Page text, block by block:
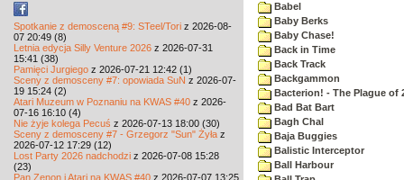
Spotkanie z demosceną #9: STeel/Tori z 2026-08-
07 20:49 (8)
Letnia edycja Silly Venture 2026 z 2026-07-31
15:41 (38)
Pamięci Jurgiego z 2026-07-21 12:42 (1)
Sceny z demosceny #7: opowiada SuN z 2026-07-
19 15:24 (2)
Atari Muzeum w Poznaniu na KWAS #40 z 2026-
07-16 16:10 (4)
Nie żyje kolega Pecuś z 2026-07-13 18:00 (30)
Sceny z demosceny #7 - Grzegorz "Sun" Żyła z
2026-07-12 17:29 (12)
Lost Party 2026 nadchodzi z 2026-07-08 15:28
(23)
Pan Zenon i Atari na KWAS #40 z 2026-07-07 13:25
Babel
Baby Berks
Baby Chase!
Back in Time
Back Track
Backgammon
Bacterion! - The Plague of
Bad Bat Bart
Bagh Chal
Baja Buggies
Balistic Interceptor
Ball Harbour